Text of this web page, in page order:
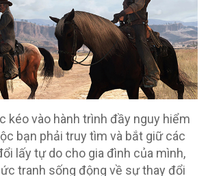
kéo vào hành trình đầy nguy hiểm
bạn phải truy tìm và bắt giữ các
lấy tự do cho gia đình của mình,
tranh sống động về sự thay đổi